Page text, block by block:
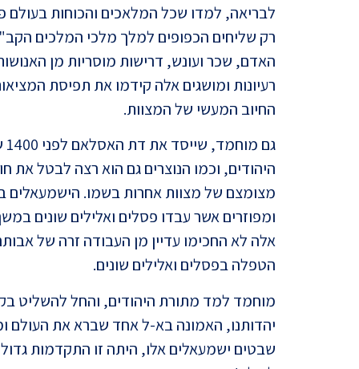
לבריאה, למדו שכל המלאכים והכוחות בעולם
רק שליחים הכפופים למלך מלכי המלכים
האדם, שכר ועונש, דרישות מוסריות מן
רעיונות ומושגים אלה קידמו את תפיסת
החיוב המעשי של המצוות.
היהודים, וכמו הנוצרים גם הוא רצה לבטל
מצומצם של מצוות אחרות בשמו. הישמעאלים
ומפוזרים אשר עבדו פסלים ואלילים שונים
אלה לא החכימו עדיין מן העבודה זרה של
הטפלה בפסלים ואלילים שונים.
מוחמד למד מתורת היהודים, והחל להשליט
יהדותנו, האמונה בא-ל אחד שברא את העולם
שבטים ישמעאלים אלו, היתה זו התקדמות